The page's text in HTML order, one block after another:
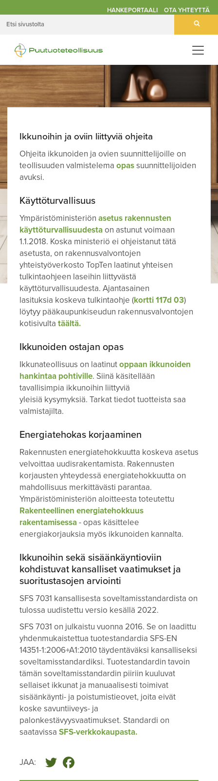
HANKEPORTAALI OTA YHTEYTTÄ
Avaa
Ikkunoihin ja oviin liittyviä ohjeita
Ohjeita ikkunoiden ja ovien suunnittelijoille on
teollisuuden valmistelema opassuunnittelijoiden
avuksi.
Käyttöturvallisuus
Ympäristöministeriön asetus rakennusten
käyttöturvallisuudestaon astunut voimaan
1.1.2018. Koska ministeriö ei ohjeistanut tätä
asetusta, on rakennusvalvontojen
yhteistyöverkosto TopTen laatinut yhteisen
tulkintaohjeen laseihin liittyvästä
käyttöturvallisuudesta. Ajantasainen
lasituksia koskeva tulkintaohje (kortti 117d 03)
löytyy pääkaupunkiseudun rakennusvalvontojen
kotisivulta täältä.
Ikkunoiden ostajan opas
Ikkunateollisuus on laatinutoppaan ikkunoiden
hankintaa pohtiville. Siinä käsitellään
tavallisimpia ikkunoihin liittyviä
yleisiä kysymyksiä. Tarkat tiedot tuotteista saa
valmistajilta.
Energiatehokas korjaaminen
Rakennusten energiatehokkuutta koskeva asetus
velvoittaa uudisrakentamista. Rakennusten
korjausten yhteydessä energiatehokkuutta on
mahdollisuus merkittävästi parantaa.
Ympäristöministeriön aloitteesta toteutettu
Rakenteellinen energiatehokkuus
rakentamisessa- opas käsittelee
energiakorjauksia myös ikkunoiden kannalta.
Ikkunoihin sekä sisäänkäyntioviin
kohdistuvat kansalliset vaatimukset ja
suoritustasojen arviointi
SFS 7031 kansallisesta soveltamisstandardista on
tulossa uudistettu versio kesällä 2022.
SFS 7031 on julkaistu vuonna 2016. Se on laadittu
yhdenmukaistettua tuotestandardia SFS-EN
14351-1:2006+A1:2010 täydentäväksi kansalliseksi
soveltamisstandardiksi. Tuotestandardin tavoin
tämän soveltamisstandardin piiriin kuuluvat
sellaiset ikkunat ja manuaalisesti toimivat
sisäänkäynti- ja poistumistieovet, joita eivät
koske savuntiiveys- ja
palonkestävyysvaatimukset. Standardi on
saatavissa SFS-verkkokaupasta.
JAA: Twitter